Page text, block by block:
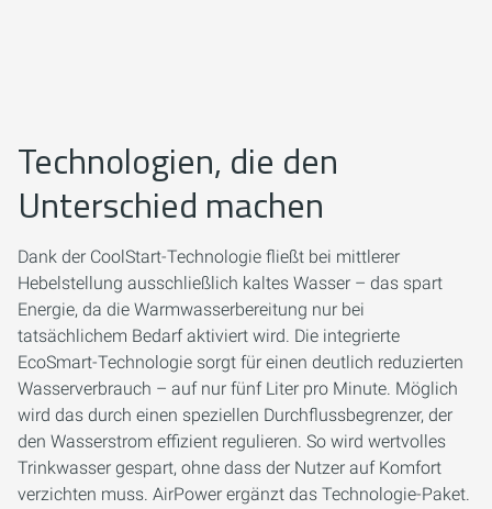
Technologien, die den
Unterschied machen
Dank der CoolStart-Technologie fließt bei mittlerer
Hebelstellung ausschließlich kaltes Wasser – das spart
Energie, da die Warmwasserbereitung nur bei
tatsächlichem Bedarf aktiviert wird. Die integrierte
EcoSmart-Technologie sorgt für einen deutlich reduzierten
Wasserverbrauch – auf nur fünf Liter pro Minute. Möglich
wird das durch einen speziellen Durchflussbegrenzer, der
den Wasserstrom effizient regulieren. So wird wertvolles
Trinkwasser gespart, ohne dass der Nutzer auf Komfort
verzichten muss. AirPower ergänzt das Technologie-Paket.